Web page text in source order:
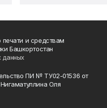
печати и средствам
Башкортостан
данных
ПИ № ТУ02-01536 от
Оля